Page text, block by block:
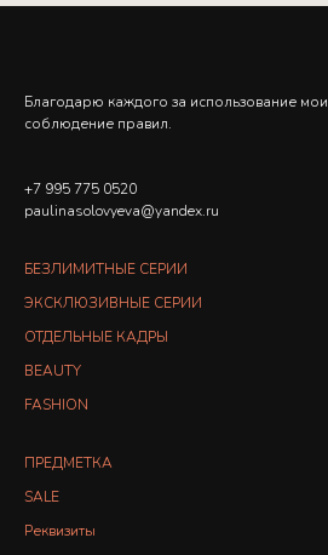
Благодарю каждого за использование
соблюдение правил.
+7 995 775 0520
paulinasolovyeva@yandex.ru
БЕЗЛИМИТНЫЕ СЕРИИ
ЭКСКЛЮЗИВНЫЕ СЕРИИ
ОТДЕЛЬНЫЕ КАДРЫ
BEAUTY
FASHION
ПРЕДМЕТКА
SALE
Реквизиты